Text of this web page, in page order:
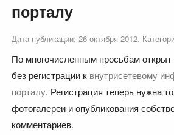
порталу
Дата публикации: 26 октября 2012.
По многочисленным просьбам
без регистрации к внутрисетевому
порталу. Регистрация теперь нужна
фотогалереи и опубликования
комментариев.